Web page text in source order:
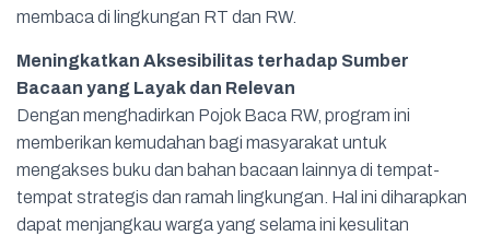
membaca di lingkungan RT dan RW.
Meningkatkan Aksesibilitas terhadap Sumber
Bacaan yang Layak dan Relevan
Dengan menghadirkan Pojok Baca RW, program ini
memberikan kemudahan bagi masyarakat untuk
mengakses buku dan bahan bacaan lainnya di tempat-
tempat strategis dan ramah lingkungan. Hal ini diharapkan
dapat menjangkau warga yang selama ini kesulitan